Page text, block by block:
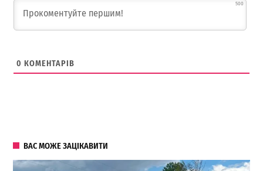
500
0 КОМЕНТАРІВ
ВАС МОЖЕ ЗАЦІКАВИТИ